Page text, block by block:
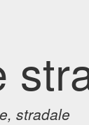
stradale